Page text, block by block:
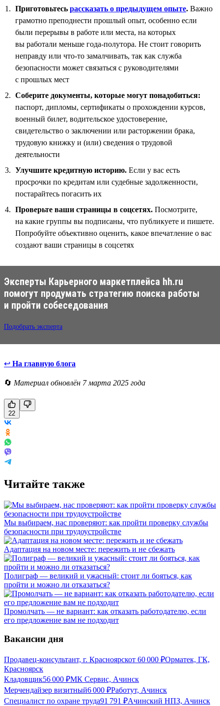
Приготовьтесь рассказать о предыдущем опыте. Важно
грамотно преподнести прошлый опыт, особенно если
были перерывы в работе или места, на которых
вы работали меньше года-полутора. Не стоит говорить
неправду или что-то замалчивать, так как служба
безопасности может связаться с руководителями
с прошлых мест
Соберите документы, которые могут понадобиться:
паспорт, дипломы, сертификаты о прохождении курсов,
военный билет, водительское удостоверение,
свидетельство о заключении или расторжении брака,
трудовую книжку и (или) сведения о трудовой
деятельности
Улучшите кредитную историю. Если у вас есть
просрочки по кредитам или судебные задолженности,
постарайтесь погасить их
Проверьте ваши страницы в соцсетях. Посмотрите,
на какие группы вы подписаны, что публикуете и пишете.
Попробуйте объективно оценить, какое впечатление о вас
создают ваши страницы в соцсетях
Эксперты Карьерного маркетплейса hh.ru
помогут продумать стратегию поиска работы
и пройти собеседования
Подобрать эксперта
↩ На главную блога
🔄 Материал обновлён 7 марта 2025 года
22
Читайте также
Мы выбираем, нас проверяют: как пройти проверку службы
безопасности при трудоустройстве
Адаптация на новом месте: пережить и не сбежать
Полиграф — великий и ужасный: стоит ли бояться, как
пройти и можно ли отказаться?
Промолчать — не вариант: как отказать работодателю, если
его предложение вам не подходит
Вакансии дня
Продавец-консультант, г. Красноярскот 60 000 ₽Орматек, ГК,
Красноярск
Кладовщик56 000 ₽МК Сервис, Ачинск
Мерчендайзер визитный6 000 ₽Работут, Ачинск
Специалист по охране труда91 791 ₽Ачинский НПЗ, Ачинск